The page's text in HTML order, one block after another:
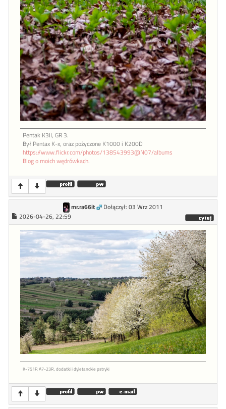
Pentak K3II, GR 3.
Był Pentax K-x, oraz pożyczone K1000 i K200D
https://www.flickr.com/photos/138543993@N07/albums
Blog o moich wędrówkach.
mr.ra66it
Dołączył: 03 Wrz 2011
2026-04-26, 22:59
K-751P, A7-23R, dodatki i dyletanckie pstryki